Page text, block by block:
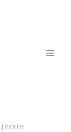
|PERHE